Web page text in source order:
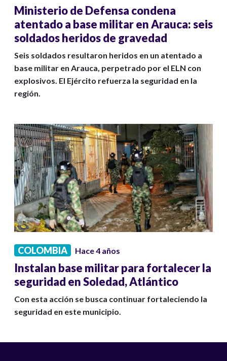
Ministerio de Defensa condena
atentado a base militar en Arauca: seis
soldados heridos de gravedad
Seis soldados resultaron heridos en un atentado a
base militar en Arauca, perpetrado por el ELN con
explosivos. El Ejército refuerza la seguridad en la
región.
COLOMBIA Hace 4 años
Instalan base militar para fortalecer la
seguridad en Soledad, Atlántico
Con esta acción se busca continuar fortaleciendo la
seguridad en este municipio.